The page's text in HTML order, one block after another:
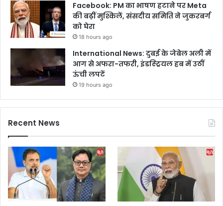
Facebook: PM का भाषण हटाने पर Meta
की बढ़ीं मुश्किलें, संसदीय समिति ने जुकरबर्ग
को घेरा
18 hours ago
International News: दुबई के जेबेल अली में
आग से अफरा-तफरी, इंडस्ट्रियल हब में उठीं
ऊंची लपटें
19 hours ago
Recent News